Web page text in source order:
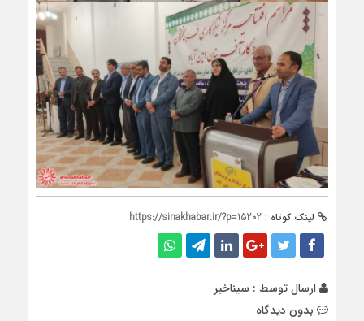
لینک کوتاه : https://sinakhabar.ir/?p=15202
ارسال توسط : سیناخبر
بدون دیدگاه